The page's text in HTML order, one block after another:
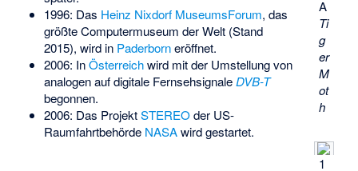
A
Ti
g
er
M
ot
h
1
1996: Das Heinz Nixdorf MuseumsForum, das
größte Computermuseum der Welt (Stand
2015), wird in Paderborneröffnet.
2006: InÖsterreichwird mit der Umstellung von
analogen auf digitale FernsehsignaleDVB-T
begonnen.
2006: Das ProjektSTEREOder US-
Raumfahrtbehörde NASAwird gestartet.